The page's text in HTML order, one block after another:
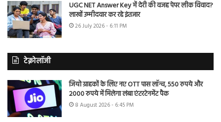
UGC NET Answer Key में देरी की वजह पेपर लीक विवाद?
लाखों उम्मीदवार कर रहे इंतजार
26 July 2026 - 6:11 PM
टेक्नोलॉजी
जियो ग्राहकों के लिए नए OTT पास लॉन्च, 550 रुपये और
2000 रुपये में मिलेगा लंबा एंटरटेनमेंट पैक
8 August 2026 - 6:45 PM